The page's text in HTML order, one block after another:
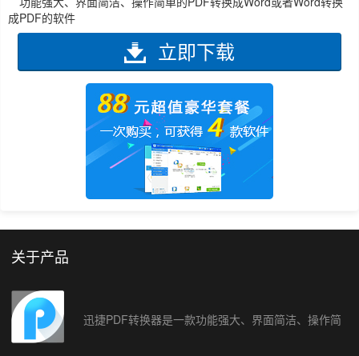
成PDF的软件
立即下载
关于产品
迅捷PDF转换器是一款功能强大、界面简洁、操作简